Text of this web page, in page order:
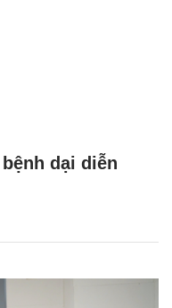
dại diễn